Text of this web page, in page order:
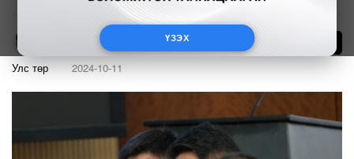
ҮЗЭХ
А.Эрхэмбаяр
Улс төр 2024-10-11